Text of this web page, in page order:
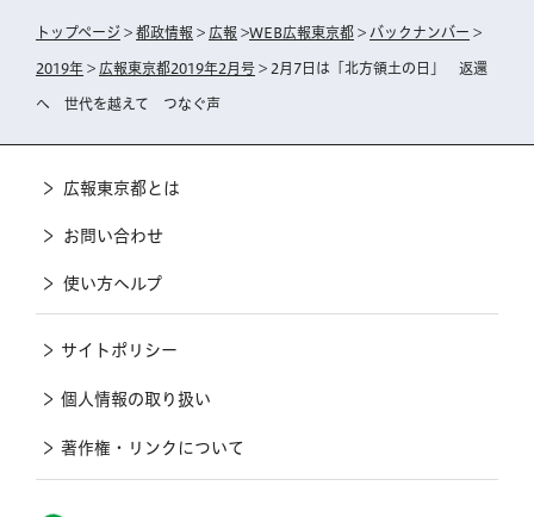
トップページ > 都政情報 > 広報 >WEB広報東京都 > バックナンバー >
2019年 > 広報東京都2019年2月号 > 2月7日は「北方領土の日」 返還
へ 世代を越えて つなぐ声
広報東京都とは
お問い合わせ
使い方ヘルプ
サイトポリシー
個人情報の取り扱い
著作権・リンクについて